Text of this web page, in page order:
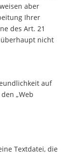
aber
Ihrer
des Art. 21
überhaupt nicht
auf
„Web
Textdatei, die